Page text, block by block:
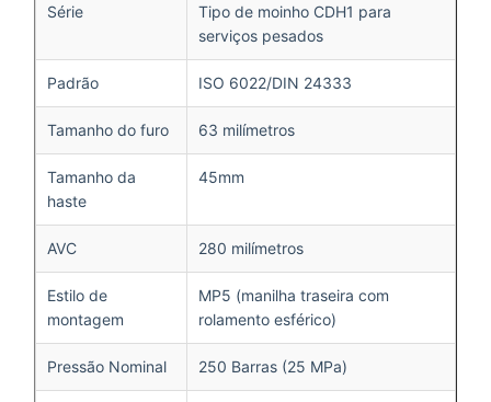
Série
Tipo de moinho CDH1 para
serviços pesados
Padrão ISO 6022/DIN 24333
Tamanho do furo 63 milímetros
Tamanho da
haste
45mm
AVC 280 milímetros
Estilo de
montagem
MP5 (manilha traseira com
rolamento esférico)
Pressão Nominal 250 Barras (25 MPa)